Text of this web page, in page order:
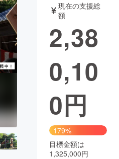
ェット
書籍・雑誌
チャレンジ
性化
CAMPFIRE Creation
税machi-ya コミュニティ
現在の支援総
額
2,38
0,10
0円
179%
目標金額は
1,325,000円